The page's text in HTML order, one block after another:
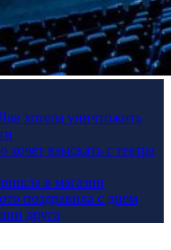
хотела уничтожить
хочет взыскать с театра
в магазин
поздравила с днем
друга